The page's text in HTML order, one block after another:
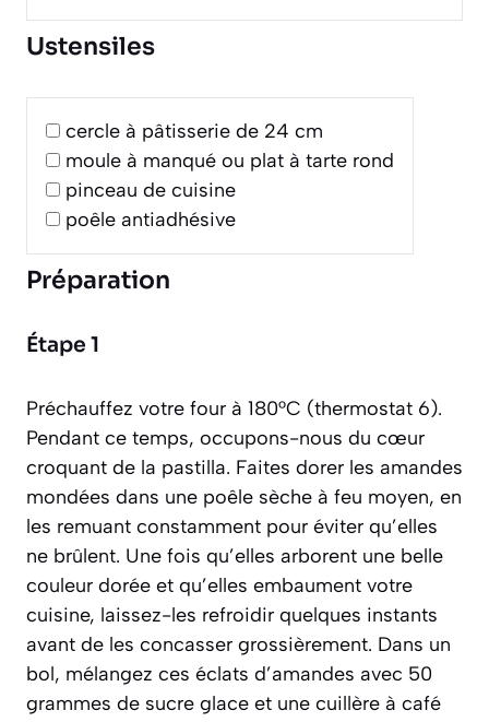
Ustensiles
cercle à pâtisserie de 24 cm
moule à manqué ou plat à tarte rond
pinceau de cuisine
poêle antiadhésive
Préparation
Étape 1
Préchauffez votre four à 180°C (thermostat 6).
Pendant ce temps, occupons-nous du cœur
croquant de la pastilla. Faites dorer les amandes
mondées dans une poêle sèche à feu moyen, en
les remuant constamment pour éviter qu’elles
ne brûlent. Une fois qu’elles arborent une belle
couleur dorée et qu’elles embaument votre
cuisine, laissez-les refroidir quelques instants
avant de les concasser grossièrement. Dans un
bol, mélangez ces éclats d’amandes avec 50
grammes de sucre glace et une cuillère à café